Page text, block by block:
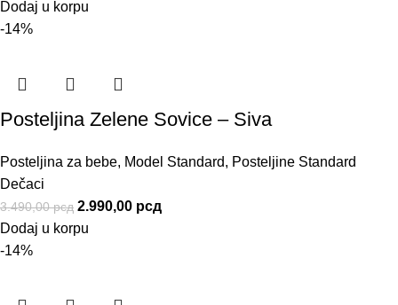
Dodaj u korpu
-14%
Posteljina Zelene Sovice – Siva
Posteljina za bebe, Model Standard, Posteljine Standard
Dečaci
3.490,00рсд 2.990,00 рсд
Dodaj u korpu
-14%